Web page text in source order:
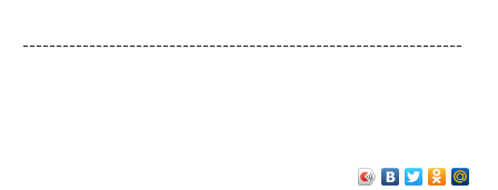
------------------------------------------------------------------